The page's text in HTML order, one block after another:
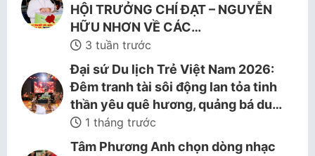
HỘI TRƯỞNG CHÍ ĐẠT – NGUYỄN
HỮU NHƠN VỀ CÁC…
3 tuần trước
Đại sứ Du lịch Trẻ Việt Nam 2026:
Đêm tranh tài sôi động lan tỏa tinh
thần yêu quê hương, quảng bá du…
1 tháng trước
Tâm Phương Anh chọn dòng nhạc